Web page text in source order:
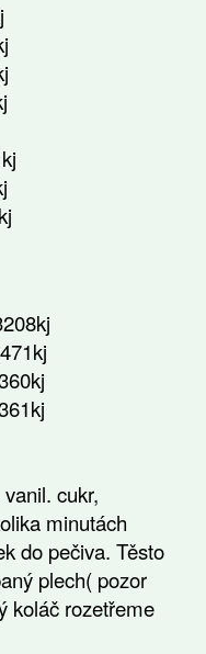
cukr,
minutách
do pečiva. Těsto
plech( pozor
koláč rozetřeme